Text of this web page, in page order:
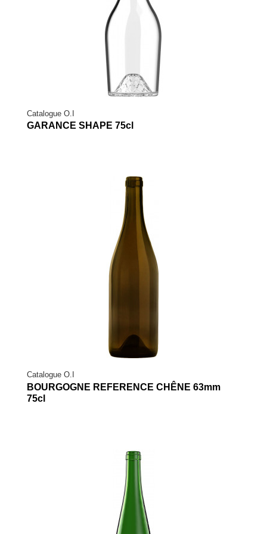
Catalogue O.I
GARANCE SHAPE 75cl
Catalogue O.I
BOURGOGNE REFERENCE CHÊNE 63mm
75cl